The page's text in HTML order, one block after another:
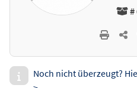
#
Noch nicht überzeugt?